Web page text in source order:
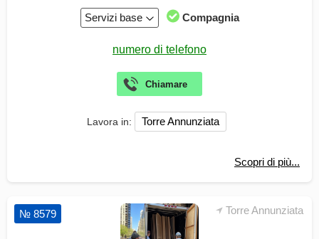
Servizi base Compagnia
Lavora in: Torre Annunziata
Scopri di più...
Torre Annunziata
№ 8579